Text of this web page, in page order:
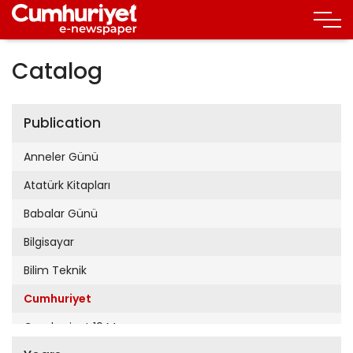
Catalog
Publication
Anneler Günü
Atatürk Kitapları
Babalar Günü
Bilgisayar
Bilim Teknik
Cumhuriyet
Cumhuriyet 19 Mayıs